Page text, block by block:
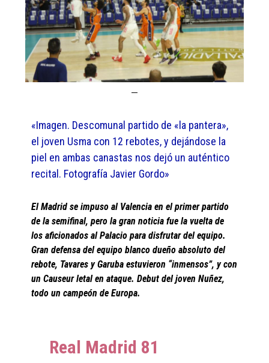
«Imagen. Descomunal partido de «la pantera»,
el joven Usma con 12 rebotes, y dejándose la
piel en ambas canastas nos dejó un auténtico
recital. Fotografía Javier Gordo»
El Madrid se impuso al Valencia en el primer partido
de la semifinal, pero la gran noticia fue la vuelta de
los aficionados al Palacio para disfrutar del equipo.
Gran defensa del equipo blanco dueño absoluto del
rebote, Tavares y Garuba estuvieron “inmensos”, y con
un Causeur letal en ataque. Debut del joven Nuñez,
todo un campeón de Europa.
Real Madrid 81